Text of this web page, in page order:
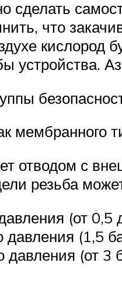
сделать
что
кислород
устройства.
мембранного
отводом с
резьба
(от
давления (1,5
давления (от